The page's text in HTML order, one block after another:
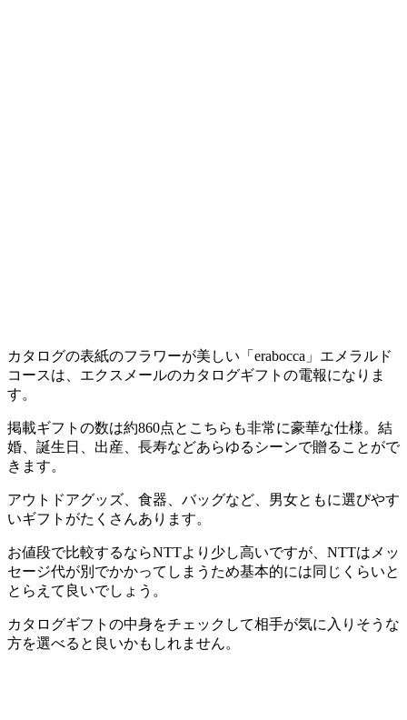
カタログの表紙のフラワーが美しい「erabocca」エメラルド
コースは、エクスメールのカタログギフトの電報になりま
す。
掲載ギフトの数は約860点とこちらも非常に豪華な仕様。結
婚、誕生日、出産、長寿などあらゆるシーンで贈ることがで
きます。
アウトドアグッズ、食器、バッグなど、 男女ともに選びやす
いギフトがたくさんあります。
お値段で比較するならNTTより少し高いですが、NTTはメッ
セージ代が別でかかってしまうため基本的には同じくらいと
とらえて良いでしょう。
カタログギフトの中身をチェックして相手が気に入りそうな
方を選べると良いかもしれません。